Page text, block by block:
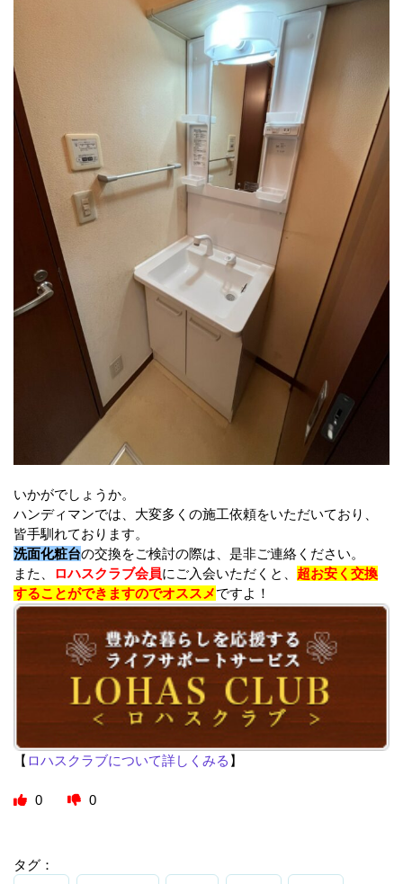
いかがでしょうか。
ハンディマンでは、大変多くの施工依頼をいただいており、
皆手馴れております。
洗面化粧台の交換をご検討の際は、是非ご連絡ください。
また、
ロハスクラブ会員にご入会いただくと、 超お安く交換
することができますのでオススメですよ！
【 ロハスクラブについて詳しくみる 】
0 0
タグ：